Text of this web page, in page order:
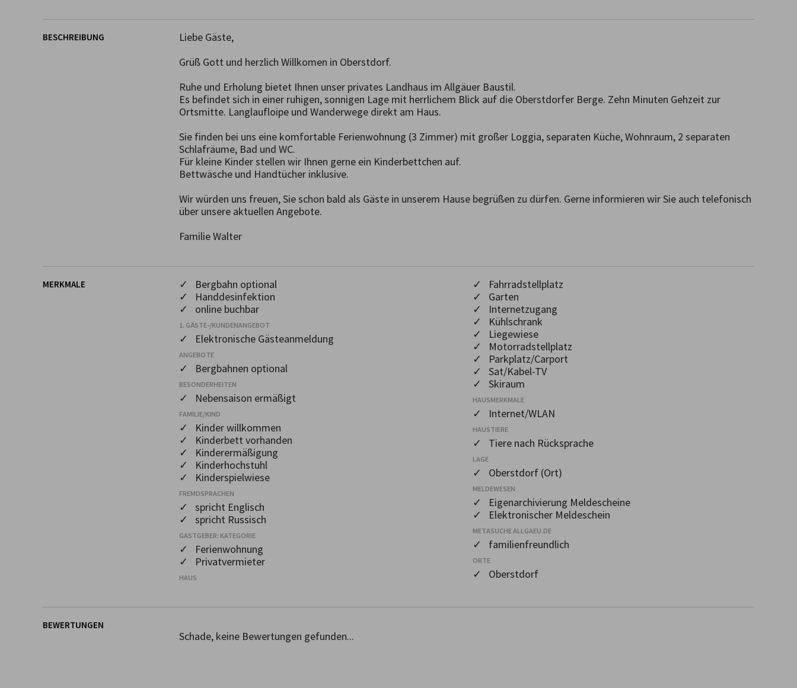
BESCHREIBUNG
Liebe Gäste,
Grüß Gott und herzlich Willkomen in Oberstdorf.
Ruhe und Erholung bietet Ihnen unser privates Landhaus im Allgäuer Baustil.
Es befindet sich in einer ruhigen, sonnigen Lage mit herrlichem Blick auf die Oberstdorfer Berge. Zehn Minuten Gehzeit zur
Ortsmitte. Langlaufloipe und Wanderwege direkt am Haus.
Sie finden bei uns eine komfortable Ferienwohnung (3 Zimmer) mit großer Loggia, separaten Küche, Wohnraum, 2 separaten
Schlafräume, Bad und WC.
Für kleine Kinder stellen wir Ihnen gerne ein Kinderbettchen auf.
Bettwäsche und Handtücher inklusive.
Wir würden uns freuen, Sie schon bald als Gäste in unserem Hause begrüßen zu dürfen. Gerne informieren wir Sie auch telefonisch
über unsere aktuellen Angebote.
Familie Walter
MERKMALE
✓ Bergbahn optional
✓ Handdesinfektion
✓ online buchbar
1. GÄSTE-/KUNDENANGEBOT
✓ Elektronische Gästeanmeldung
ANGEBOTE
✓ Bergbahnen optional
BESONDERHEITEN
✓ Nebensaison ermäßigt
FAMILIE/KIND
✓ Kinder willkommen
✓ Kinderbett vorhanden
✓ Kinderermäßigung
✓ Kinderhochstuhl
✓ Kinderspielwiese
FREMDSPRACHEN
✓ spricht Englisch
✓ spricht Russisch
GASTGEBER: KATEGORIE
✓ Ferienwohnung
✓ Privatvermieter
HAUS
✓ Fahrradstellplatz
✓ Garten
✓ Internetzugang
✓ Kühlschrank
✓ Liegewiese
✓ Motorradstellplatz
✓ Parkplatz/Carport
✓ Sat/Kabel-TV
✓ Skiraum
HAUSMERKMALE
✓ Internet/WLAN
HAUSTIERE
✓ Tiere nach Rücksprache
LAGE
✓ Oberstdorf (Ort)
MELDEWESEN
✓ Eigenarchivierung Meldescheine
✓ Elektronischer Meldeschein
METASUCHE ALLGAEU.DE
✓ familienfreundlich
ORTE
✓ Oberstdorf
BEWERTUNGEN
Schade, keine Bewertungen gefunden...